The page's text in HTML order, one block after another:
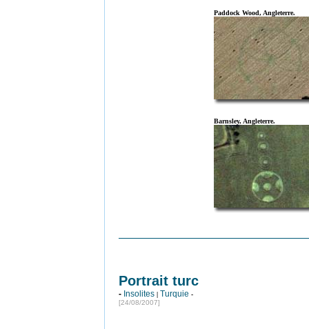
Paddock Wood, Angleterre.
Barnsley, Angleterre.
Portrait turc
- Insolites | Turquie -
[24/08/2007]